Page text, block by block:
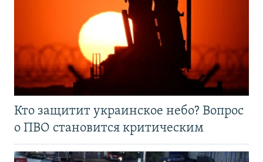
Кто защитит украинское небо? Вопрос
о ПВО становится критическим